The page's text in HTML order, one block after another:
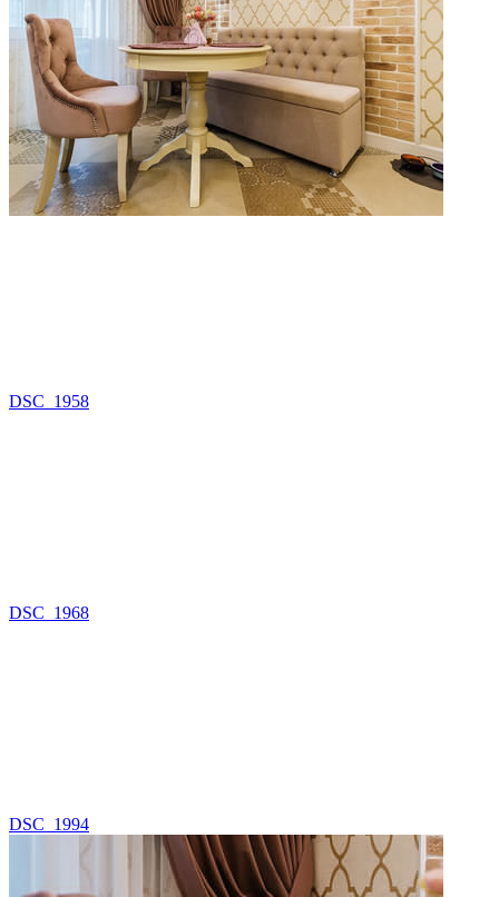
DSC_1958
DSC_1968
DSC_1994